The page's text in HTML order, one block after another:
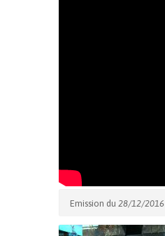
Emission du 28/12/2016